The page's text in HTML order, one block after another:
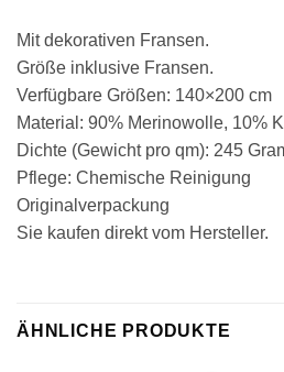
Mit dekorativen Fransen.
Größe inklusive Fransen.
Verfügbare Größen: 140×200 cm
Material: 90% Merinowolle, 10%
Dichte (Gewicht pro qm): 245
Pflege: Chemische Reinigung
Originalverpackung
Sie kaufen direkt vom Hersteller.
ÄHNLICHE PRODUKTE